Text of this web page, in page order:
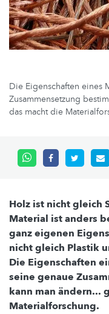
Die Eigenschaften eines
Zusammensetzung
das macht die
Holz ist nicht gleich
Material ist anders
ganz eigenen
nicht gleich Plastik
Die Eigenschaften
seine genaue
kann man ändern...
Materialforschung.